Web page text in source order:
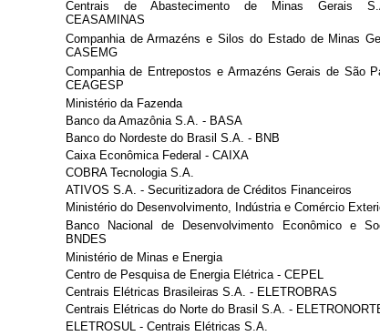
Centrais de Abastecimento de Minas Gerais
CEASAMINAS
Companhia de Armazéns e Silos do Estado de Minas
CASEMG
Companhia de Entrepostos e Armazéns Gerais de São
CEAGESP
Ministério da Fazenda
Banco da Amazônia S.A. - BASA
Banco do Nordeste do Brasil S.A. - BNB
Caixa Econômica Federal - CAIXA
COBRA Tecnologia S.A.
ATIVOS S.A. - Securitizadora de Créditos Financeiros
Ministério do Desenvolvimento, Indústria e Comércio
Banco Nacional de Desenvolvimento Econômico e
BNDES
Ministério de Minas e Energia
Centro de Pesquisa de Energia Elétrica - CEPEL
Centrais Elétricas Brasileiras S.A. - ELETROBRAS
Centrais Elétricas do Norte do Brasil S.A. -
ELETROSUL - Centrais Elétricas S.A.